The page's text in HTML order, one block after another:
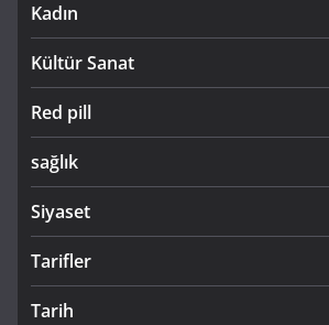
Kadın
Kültür Sanat
Red pill
sağlık
Siyaset
Tarifler
Tarih